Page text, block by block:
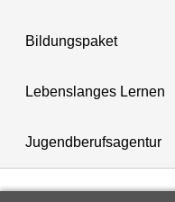
Bildungspaket
Lebenslanges Lernen
Jugendberufsagentur